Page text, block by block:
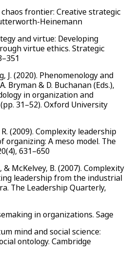
chaos frontier: Creative strategic
Heinemann
and virtue: Developing
virtue ethics. Strategic
J. (2020). Phenomenology and
Bryman & D. Buchanan (Eds.),
in organization and
31–52). Oxford University
(2009). Complexity leadership
A meso model. The
631–650
McKelvey, B. (2007). Complexity
leadership from the industrial
The Leadership Quarterly,
in organizations. Sage
mind and social science:
ontology. Cambridge